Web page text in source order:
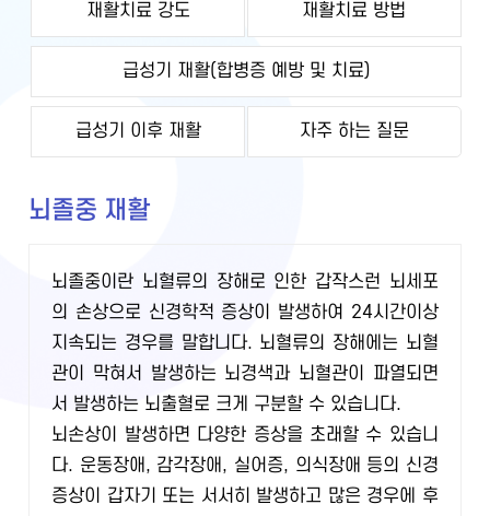
재활치료 강도 재활치료 방법
급성기 재활(합병증 예방 및 치료)
급성기 이후 재활 자주 하는 질문
뇌졸중 재활
뇌졸중이란 뇌혈류의 장해로 인한 갑작스런 뇌세포
의 손상으로 신경학적 증상이 발생하여 24시간이상
지속되는 경우를 말합니다. 뇌혈류의 장해에는 뇌혈
관이 막혀서 발생하는 뇌경색과 뇌혈관이 파열되면
서 발생하는 뇌출혈로 크게 구분할 수 있습니다.
뇌손상이 발생하면 다양한 증상을 초래할 수 있습니
다. 운동장애, 감각장애, 실어증, 의식장애 등의 신경
증상이 갑자기 또는 서서히 발생하고 많은 경우에 후